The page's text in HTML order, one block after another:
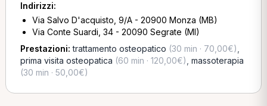
Indirizzi:
Via Salvo D'acquisto, 9/A - 20900 Monza (MB)
Via Conte Suardi, 34 - 20090 Segrate (MI)
Prestazioni:trattamento osteopatico (30 min · 70,00€)
prima visita osteopatica (60 min · 120,00€) massoterapia
(30 min · 50,00€)